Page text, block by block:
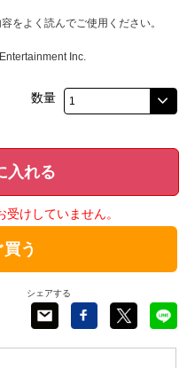
をよく読んでご使用ください。
Inc.
数量
入れる
けしていません。
う
シェアする